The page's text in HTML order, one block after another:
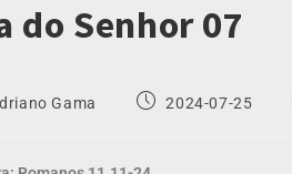
do Senhor 07
Gama 2024-07-25